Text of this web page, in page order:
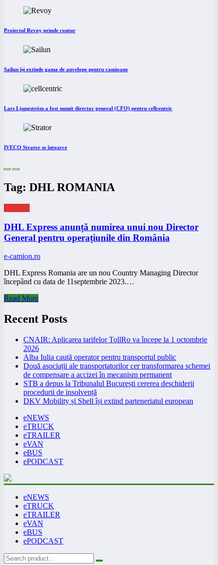
Proiectul Revoy prinde contur
Sailun își extinde gama de anvelope pentru camioane
Lars Ljungström a fost numit director general (CFO) pentru cellcentric
IVECO Strator se întoarce
Tag: DHL ROMANIA
DHL Express anunță numirea unui nou Director
General pentru operațiunile din România
e-camion.ro
DHL Express Romania are un nou Country Managing Director
începând cu data de 11septembrie 2023.…
Read More
Recent Posts
CNAIR: Aplicarea tarifelor TollRo va începe la 1 octombrie
2026
Alba Iulia caută operator pentru transportul public
Două asociații ale transportatorilor cer transformarea schemei
de compensare a accizei în mecanism permanent
STB a depus la Tribunalul București cererea deschiderii
procedurii de insolvență
DKV Mobility și Shell își extind parteneriatul european
eNEWS
eTRUCK
eTRAILER
eVAN
eBUS
ePODCAST
eNEWS
eTRUCK
eTRAILER
eVAN
eBUS
ePODCAST